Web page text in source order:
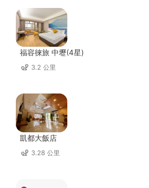
福容徠旅 中壢(4星)
3.2 公里
凱都大飯店
3.28 公里